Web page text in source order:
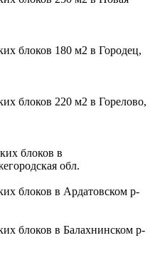
блоков 180 м2 в Городец,
блоков 220 м2 в Горелово,
блоков в
обл.
блоков в Ардатовском р-
блоков в Балахнинском р-